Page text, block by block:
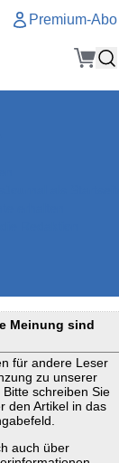
Premium-Abo
Meinung sind
für andere Leser
zu unserer
schreiben Sie
den Artikel in das
auch über